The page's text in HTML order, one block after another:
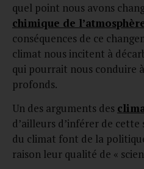
quel point nous avons
chimique de
conséquences de ce
climat nous incitent à
qui pourrait nous conduire
profonds.
Un des arguments des
d’ailleurs d’inférer de
du climat font de la
raison leur qualité de «